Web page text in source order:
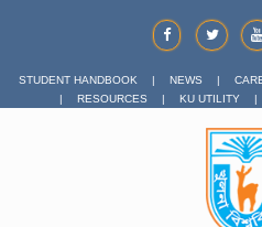
STUDENT HANDBOOK | NEWS |
|
RESOURCES | KU UTILITY |